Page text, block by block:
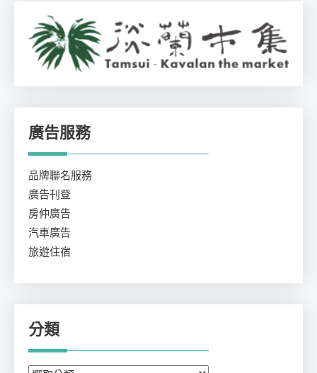
廣告服務
品牌聯名服務
廣告刊登
房仲廣告
汽車廣告
旅遊住宿
分類